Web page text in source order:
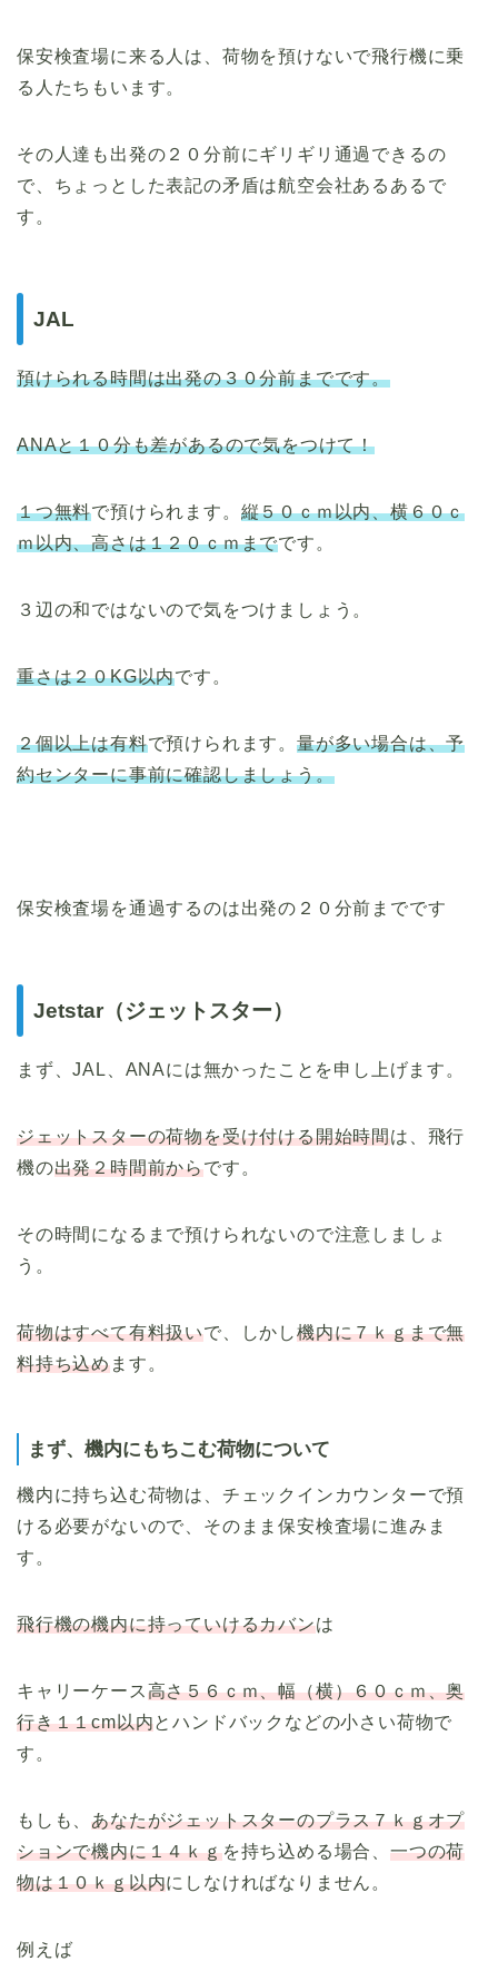
保安検査場に来る人は、荷物を預けないで飛行機に乗
る人たちもいます。
その人達も出発の２０分前にギリギリ通過できるの
で、ちょっとした表記の矛盾は航空会社あるあるで
す。
JAL
預けられる時間は出発の３０分前までです。
ANAと１０分も差があるので気をつけて！
１つ無料で預けられます。 縦５０ｃｍ以内、横６０ｃ
ｍ以内、高さは１２０ｃｍまでです。
３辺の和ではないので気をつけましょう。
重さは２０KG以内です。
２個以上は有料で預けられます。量が多い場合は、予
約センターに事前に確認しましょう。
保安検査場を通過するのは出発の２０分前までです
Jetstar（ジェットスター）
まず、JAL、ANAには無かったことを申し上げます。
ジェットスターの荷物を受け付ける開始時間は、飛行
機の出発２時間前からです。
その時間になるまで預けられないので注意しましょ
う。
荷物はすべて有料扱いで、しかし機内に７ｋｇまで無
料持ち込めます。
まず、機内にもちこむ荷物について
機内に持ち込む荷物は、チェックインカウンターで預
ける必要がないので、そのまま保安検査場に進みま
す。
飛行機の機内に持っていけるカバンは
キャリーケース高さ５６ｃｍ、幅（横）６０ｃｍ、奥
行き１１cm以内とハンドバックなどの小さい荷物で
す。
もしも、あなたがジェットスターのプラス７ｋｇオプ
ションで機内に１４ｋｇを持ち込める場合、一つの荷
物は１０ｋｇ以内にしなければなりません。
例えば